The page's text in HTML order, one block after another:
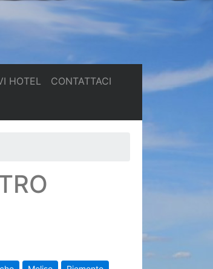
HOTEL(current)
CONTATTACI(current)